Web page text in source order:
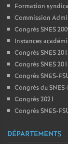
Formation
Commission
Congrès SNES
Instances
Congrès SNES
Congrès SNES
Congrès SNES-
Congrès du
Congrès 2021
Congrès SNES-
DÉPARTEMENTS